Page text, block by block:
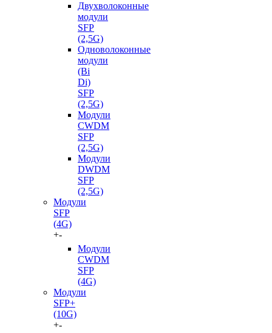
Двухволоконные
модули
SFP
(2,5G)
Одноволоконные
модули
(Bi
Di)
SFP
(2,5G)
Модули
CWDM
SFP
(2,5G)
Модули
DWDM
SFP
(2,5G)
Модули
SFP
(4G)
+-
Модули
CWDM
SFP
(4G)
Модули
SFP+
(10G)
+-